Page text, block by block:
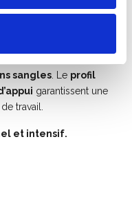
en nylon.
sangles . Le profil
garantissent une
travail.
et intensif.